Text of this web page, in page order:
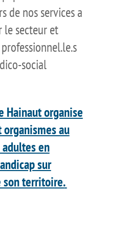
de nos services a
le secteur et
social
Hainaut organise
au
en
sur
son territoire.